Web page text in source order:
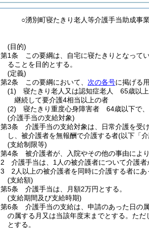
○湧別町寝たきり老人等介護手当助成事
(目的)
第1条
この要綱は、自宅に寝たきりとなって
ることを目的とする。
(定義)
第2条
この要綱において、 次の各号に掲げる
(1)
寝たきり老人又は認知症老人 65歳以上
継続して要介護4相当以上の者
(2)
寝たきり重度心身障害者 64歳以下で
(介護手当の支給対象)
第3条
介護手当の支給対象は、日常介護を受
し、被介護者を無報酬で介護する者(以下「
(支給制限等)
第4条
被介護者が、入院やその他の事由によ
2
介護手当は、1人の被介護者について介護
3
2人以上の被介護者を同時に介護する者に
(支給額)
第5条
介護手当は、月額2万円とする。
(支給期間及び支給時期)
第6条
介護手当の支給は、申請のあった日の
の属する月又は当該年度末までとする。 ただ
とする。